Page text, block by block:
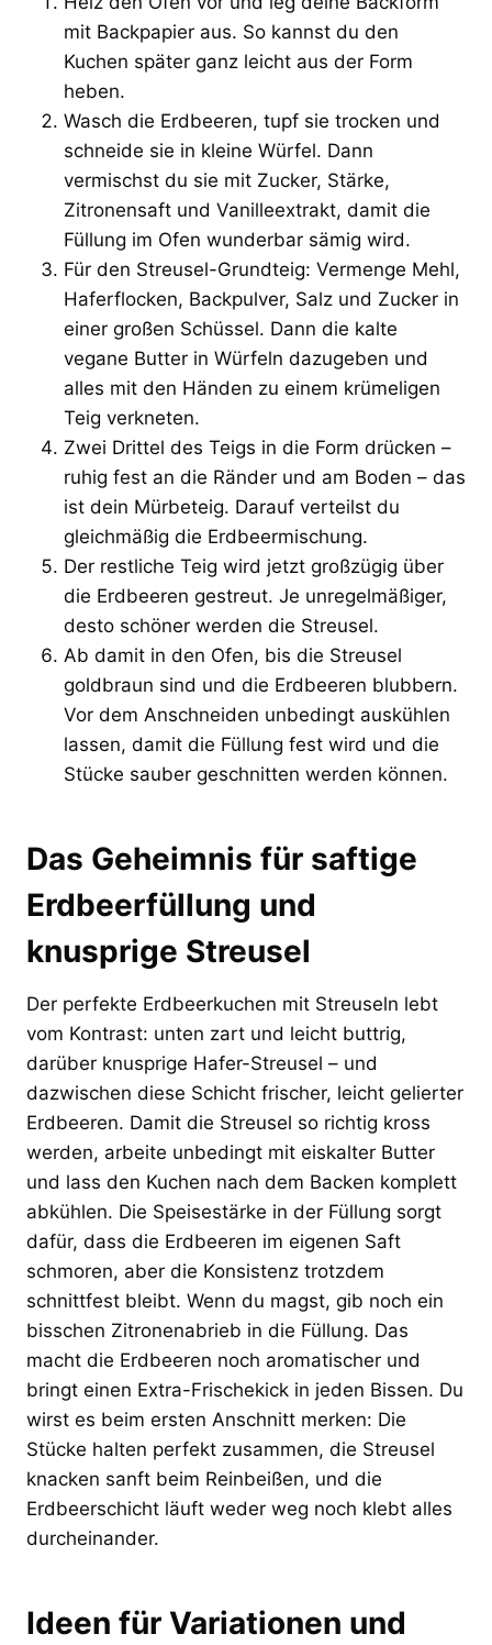
mit Backpapier aus. So kannst du den
Kuchen später ganz leicht aus der Form
heben.
Wasch die Erdbeeren, tupf sie trocken und
schneide sie in kleine Würfel. Dann
vermischst du sie mit Zucker, Stärke,
Zitronensaft und Vanilleextrakt, damit die
Füllung im Ofen wunderbar sämig wird.
Für den Streusel-Grundteig: Vermenge Mehl,
Haferflocken, Backpulver, Salz und Zucker in
einer großen Schüssel. Dann die kalte
vegane Butter in Würfeln dazugeben und
alles mit den Händen zu einem krümeligen
Teig verkneten.
Zwei Drittel des Teigs in die Form drücken –
ruhig fest an die Ränder und am Boden – das
ist dein Mürbeteig. Darauf verteilst du
gleichmäßig die Erdbeermischung.
Der restliche Teig wird jetzt großzügig über
die Erdbeeren gestreut. Je unregelmäßiger,
desto schöner werden die Streusel.
Ab damit in den Ofen, bis die Streusel
goldbraun sind und die Erdbeeren blubbern.
Vor dem Anschneiden unbedingt auskühlen
lassen, damit die Füllung fest wird und die
Stücke sauber geschnitten werden können.
Das Geheimnis für saftige
Erdbeerfüllung und
knusprige Streusel
Der perfekte Erdbeerkuchen mit Streuseln lebt
vom Kontrast: unten zart und leicht buttrig,
darüber knusprige Hafer-Streusel – und
dazwischen diese Schicht frischer, leicht gelierter
Erdbeeren. Damit die Streusel so richtig kross
werden, arbeite unbedingt mit eiskalter Butter
und lass den Kuchen nach dem Backen komplett
abkühlen. Die Speisestärke in der Füllung sorgt
dafür, dass die Erdbeeren im eigenen Saft
schmoren, aber die Konsistenz trotzdem
schnittfest bleibt. Wenn du magst, gib noch ein
bisschen Zitronenabrieb in die Füllung. Das
macht die Erdbeeren noch aromatischer und
bringt einen Extra-Frischekick in jeden Bissen. Du
wirst es beim ersten Anschnitt merken: Die
Stücke halten perfekt zusammen, die Streusel
knacken sanft beim Reinbeißen, und die
Erdbeerschicht läuft weder weg noch klebt alles
durcheinander.
Ideen für Variationen und